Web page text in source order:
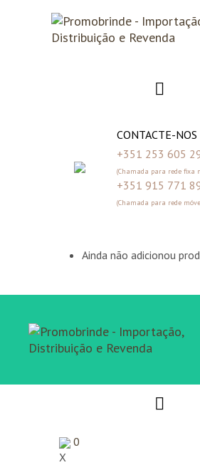
CONTACTE-NOS
+351 253 605
(Chamada para rede fixa
+351 915 771
(Chamada para rede
Ainda não adicionou
0
X